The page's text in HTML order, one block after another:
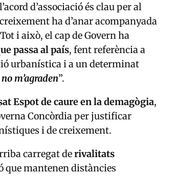
d’associació és clau per al
ha d’anar acompanyada
i això, el cap de Govern ha
passa al país, fent referència a
urbanística i a un determinat
m’agraden”.
Espot de caure en la demagògia,
Concòrdia per justificar
i de creixement.
carregat derivalitats
que mantenen distàncies